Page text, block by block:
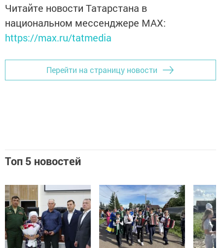
Читайте новости Татарстана в
национальном мессенджере MАХ:
https://max.ru/tatmedia
Перейти на страницу новости
Топ 5 новостей